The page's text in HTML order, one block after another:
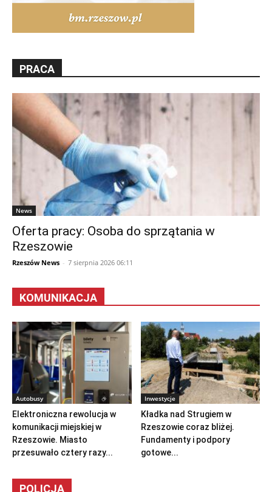
PRACA
News
Oferta pracy: Osoba do sprzątania w
Rzeszowie
Rzeszów News - 7 sierpnia 2026 06:11
KOMUNIKACJA
Autobusy
Elektroniczna rewolucja w
komunikacji miejskiej w
Rzeszowie. Miasto
przesuwało cztery razy...
Inwestycje
Kładka nad Strugiem w
Rzeszowie coraz bliżej.
Fundamenty i podpory
gotowe...
POLICJA